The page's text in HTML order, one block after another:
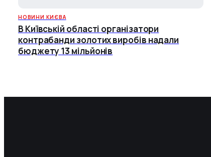
НОВИНИ КИЄВА
В Київській області організатори
контрабанди золотих виробів надали
бюджету 13 мільйонів